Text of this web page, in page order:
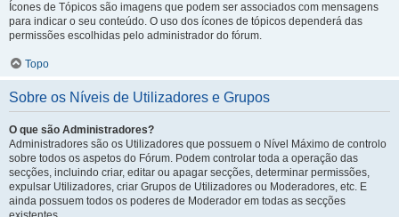
Ícones de Tópicos são imagens que podem ser associados com mensagens
para indicar o seu conteúdo. O uso dos ícones de tópicos dependerá das
permissões escolhidas pelo administrador do fórum.
Topo
Sobre os Níveis de Utilizadores e Grupos
O que são Administradores?
Administradores são os Utilizadores que possuem o Nível Máximo de controlo
sobre todos os aspetos do Fórum. Podem controlar toda a operação das
secções, incluindo criar, editar ou apagar secções, determinar permissões,
expulsar Utilizadores, criar Grupos de Utilizadores ou Moderadores, etc. E
ainda possuem todos os poderes de Moderador em todas as secções